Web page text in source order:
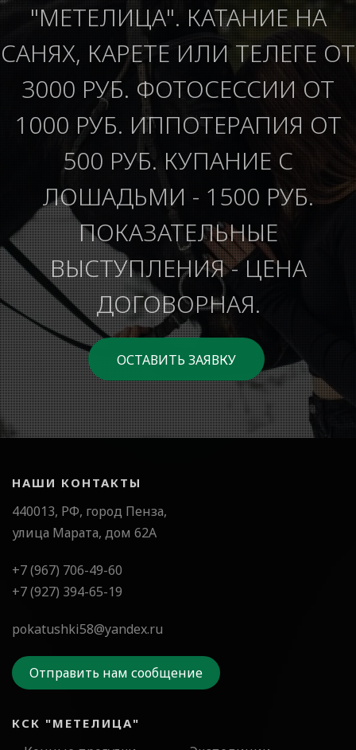
"МЕТЕЛИЦА". КАТАНИЕ НА
САНЯХ, КАРЕТЕ ИЛИ ТЕЛЕГЕ ОТ
3000 РУБ. ФОТОСЕССИИ ОТ
1000 РУБ. ИППОТЕРАПИЯ ОТ
500 РУБ. КУПАНИЕ С
ЛОШАДЬМИ - 1500 РУБ.
ПОКАЗАТЕЛЬНЫЕ
ВЫСТУПЛЕНИЯ - ЦЕНА
ДОГОВОРНАЯ.
ОСТАВИТЬ ЗАЯВКУ
НАШИ КОНТАКТЫ
440013, РФ, город Пенза,
улица Марата, дом 62А
+7 (967) 706-49-60
+7 (927) 394-65-19
pokatushki58@yandex.ru
Отправить нам сообщение
КСК "МЕТЕЛИЦА"